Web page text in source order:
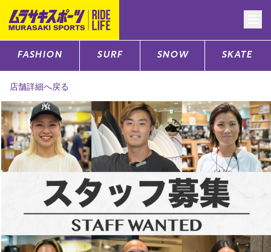
CATEGORY
サーフTOP
スノーTOP
スケートTOP
FASHION SURF SNOW SKATE
店舗詳細へ戻る